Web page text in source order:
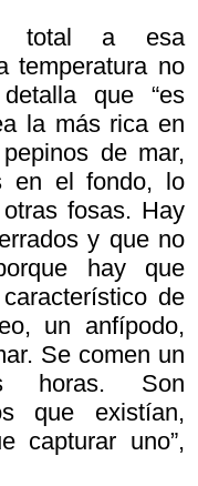
total a esa
temperatura no
que “es
la más rica en
de mar,
en el fondo, lo
fosas. Hay
y que no
hay que
de
un anfípodo,
Se comen un
horas. Son
que existían,
capturar uno”,